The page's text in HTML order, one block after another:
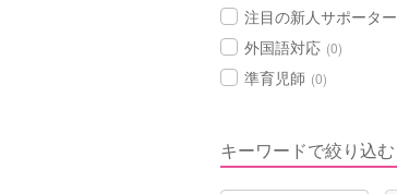
注目の新人サポーター
外国語対応 (0)
準育児師 (0)
キーワードで絞り込む